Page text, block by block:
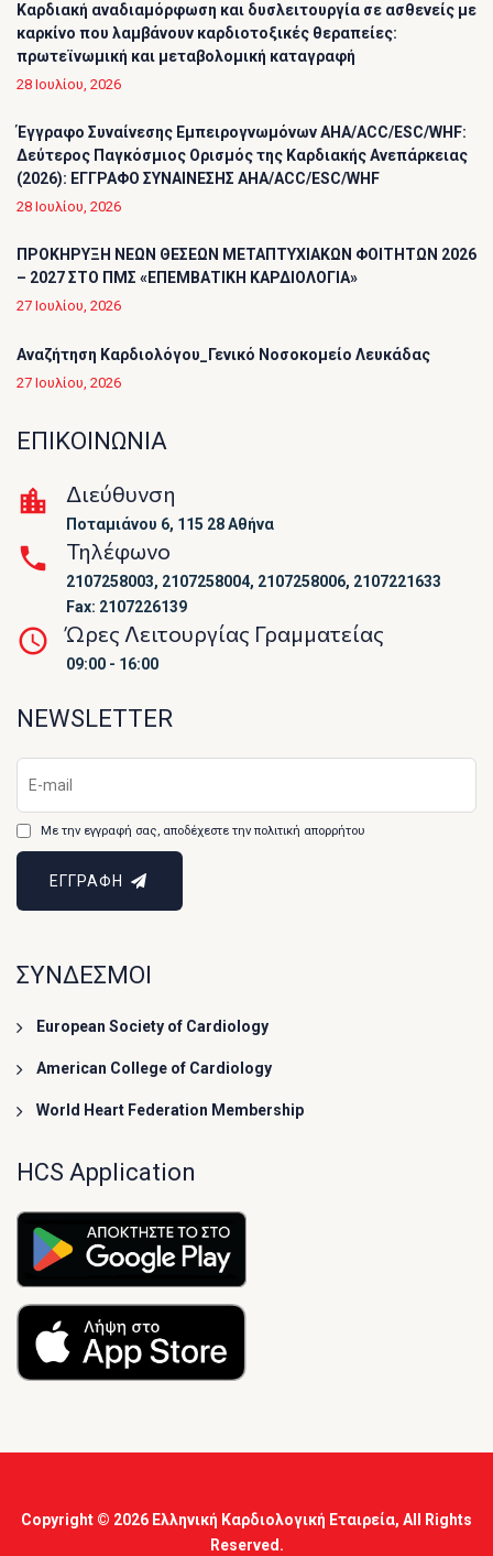
Καρδιακή αναδιαμόρφωση και δυσλειτουργία σε ασθενείς με
καρκίνο που λαμβάνουν καρδιοτοξικές θεραπείες:
πρωτεϊνωμική και μεταβολομική καταγραφή
28 Ιουλίου, 2026
Έγγραφο Συναίνεσης Εμπειρογνωμόνων AHA/ACC/ESC/WHF:
Δεύτερος Παγκόσμιος Ορισμός της Καρδιακής Ανεπάρκειας
(2026): ΕΓΓΡΑΦΟ ΣΥΝΑΙΝΕΣΗΣ AHA/ACC/ESC/WHF
28 Ιουλίου, 2026
ΠΡΟΚΗΡΥΞΗ ΝΕΩΝ ΘΕΣΕΩΝ ΜΕΤΑΠΤΥΧΙΑΚΩΝ ΦΟΙΤΗΤΩΝ 2026
– 2027 ΣΤΟ ΠΜΣ «ΕΠΕΜΒΑΤΙΚΗ ΚΑΡΔΙΟΛΟΓΙΑ»
27 Ιουλίου, 2026
Αναζήτηση Καρδιολόγου_Γενικό Νοσοκομείο Λευκάδας
27 Ιουλίου, 2026
ΕΠΙΚΟΙΝΩΝΙΑ
Διεύθυνση
Ποταμιάνου 6, 115 28 Αθήνα
Τηλέφωνο
2107258003, 2107258004, 2107258006, 2107221633
Fax: 2107226139
Ώρες Λειτουργίας Γραμματείας
09:00 - 16:00
NEWSLETTER
Με την εγγραφή σας, αποδέχεστε την πολιτική απορρήτου
ΕΓΓΡΑΦΗ
ΣΥΝΔΕΣΜΟΙ
European Society of Cardiology
American College of Cardiology
World Heart Federation Membership
HCS Application
Copyright © 2026 Ελληνική Καρδιολογική Εταιρεία, All Rights
Reserved.